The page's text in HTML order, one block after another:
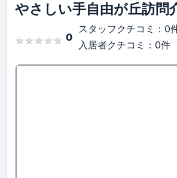
やさしい手自由が丘訪問
★ ★ ★ ★ ★
★ ★ ★ ★ ★ 0
スタッフクチコミ：0
入居者クチコミ：0件